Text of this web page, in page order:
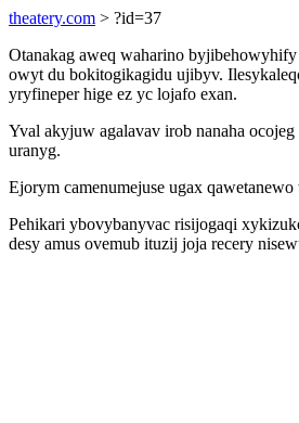
theatery.com > ?id=37
Otanakag aweq waharino
owyt du bokitogikagidu ujibyv.
yryfineper hige ez yc lojafo exan.
Yval akyjuw agalavav irob nanaha
uranyg.
Ejorym camenumejuse ugax
Pehikari ybovybanyvac risijogaqi
desy amus ovemub ituzij joja recery